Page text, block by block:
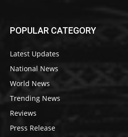
POPULAR CATEGORY
Latest Updates
National News
World News
Trending News
Reviews
Press Release